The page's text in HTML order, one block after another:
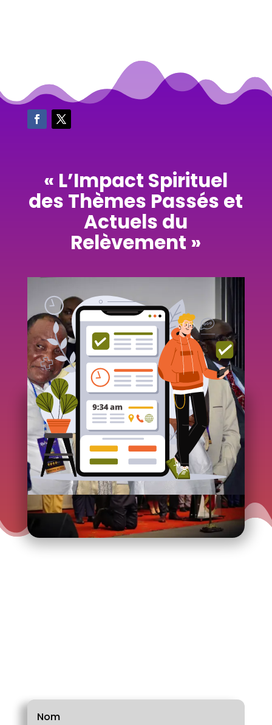
« L’Impact Spirituel
des Thèmes Passés et
Actuels du
Relèvement »